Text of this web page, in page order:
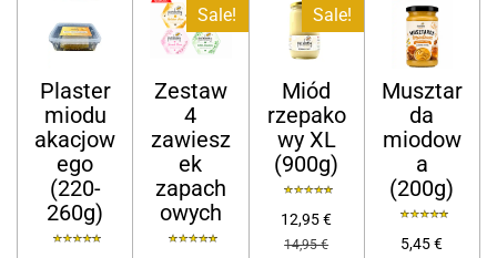
Plaster
miodu
akacjow
ego
(220-
260g)
Sale!
Zestaw
4
zawiesz
ek
zapach
owych
Sale!
Miód
rzepako
wy XL
(900g)
12,95 €
14,95 €
Musztar
da
miodow
a
(200g)
5,45 €